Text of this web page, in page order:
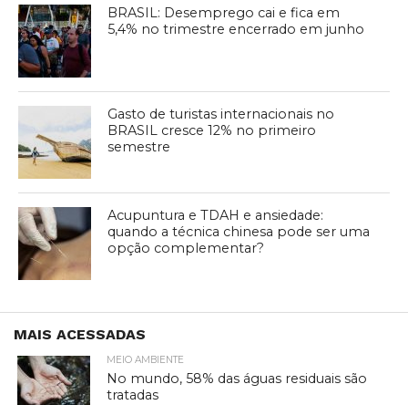
BRASIL: Desemprego cai e fica em
5,4% no trimestre encerrado em junho
Gasto de turistas internacionais no
BRASIL cresce 12% no primeiro
semestre
Acupuntura e TDAH e ansiedade:
quando a técnica chinesa pode ser uma
opção complementar?
MAIS ACESSADAS
MEIO AMBIENTE
No mundo, 58% das águas residuais são
tratadas